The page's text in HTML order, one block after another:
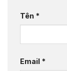
Tên *
Email *